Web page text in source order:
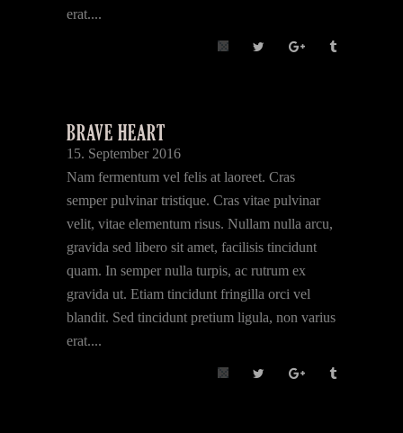
erat....
BRAVE HEART
15. September 2016
Nam fermentum vel felis at laoreet. Cras
semper pulvinar tristique. Cras vitae pulvinar
velit, vitae elementum risus. Nullam nulla arcu,
gravida sed libero sit amet, facilisis tincidunt
quam. In semper nulla turpis, ac rutrum ex
gravida ut. Etiam tincidunt fringilla orci vel
blandit. Sed tincidunt pretium ligula, non varius
erat....